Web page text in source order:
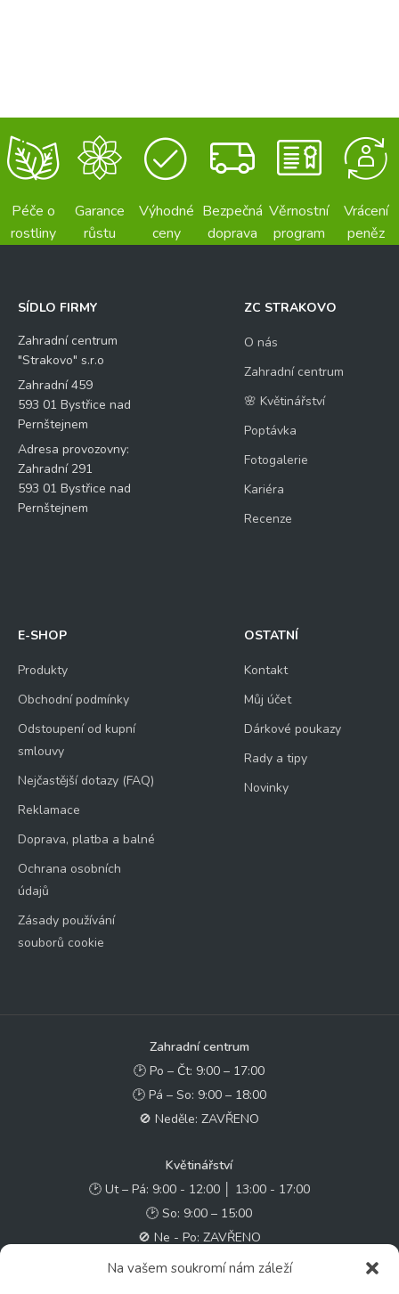
Na vašem soukromí nám záleží
Péče o
rostliny
Garance
růstu
Výhodné
ceny
Bezpečná
doprava
Věrnostní
program
Vrácení
peněz
SÍDLO FIRMY
Zahradní centrum
"Strakovo" s.r.o
Zahradní 459
593 01 Bystřice nad
Pernštejnem
Adresa provozovny:
Zahradní 291
593 01 Bystřice nad
Pernštejnem
ZC STRAKOVO
O nás
Zahradní centrum
🌸 Květinářství
Poptávka
Fotogalerie
Kariéra
Recenze
E-SHOP
Produkty
Obchodní podmínky
Odstoupení od kupní
smlouvy
Nejčastější dotazy (FAQ)
Reklamace
Doprava, platba a balné
Ochrana osobních
údajů
Zásady používání
souborů cookie
OSTATNÍ
Kontakt
Můj účet
Dárkové poukazy
Rady a tipy
Novinky
Zahradní centrum
🕑 Po – Čt: 9:00 – 17:00
🕑 Pá – So: 9:00 – 18:00
🚫 Neděle: ZAVŘENO
Květinářství
🕑 Ut – Pá: 9:00 - 12:00 │ 13:00 - 17:00
🕑 So: 9:00 – 15:00
🚫 Ne - Po: ZAVŘENO